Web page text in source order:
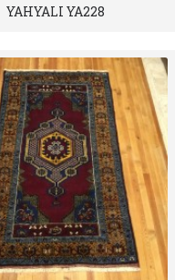
YAHYALI YA228